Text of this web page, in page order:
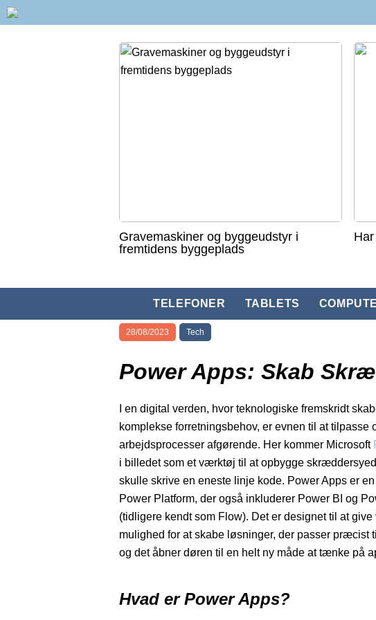
Gravemaskiner og byggeudstyr i
fremtidens byggeplads
TELEFONER TABLETS
28/08/2023 Tech
Power Apps: Skab
I en digital verden, hvor teknologiske fremskridt
komplekse forretningsbehov, er evnen til at tilpasse
arbejdsprocesser afgørende. Her kommer Microsoft
i billedet som et værktøj til at opbygge
skulle skrive en eneste linje kode. Power Apps er
Power Platform, der også inkluderer Power BI og
(tidligere kendt som Flow). Det er designet til at
mulighed for at skabe løsninger, der passer præcist
og det åbner døren til en helt ny måde at tænke på
Hvad er Power Apps?